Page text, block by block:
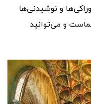
و نوشیدنی‌ها
و می‌توانید